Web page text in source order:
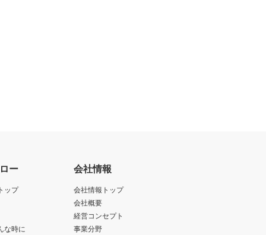
ー
ップ
な時に
会社情報
会社情報トップ
会社概要
経営コンセプト
事業分野